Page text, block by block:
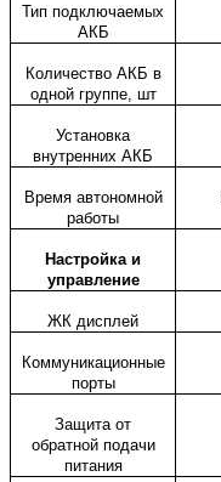
Тип подключаемых
АКБ
Количество АКБ в
одной группе, шт
Установка
внутренних АКБ
Время автономной
работы
Настройка и
управление
ЖК дисплей
Коммуникационные
порты
Защита от
обратной подачи
питания